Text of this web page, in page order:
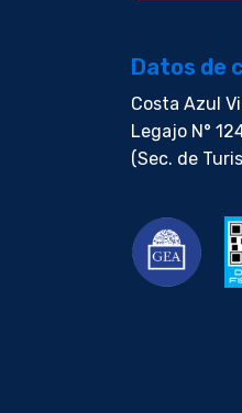
Datos de
Costa Azul
Legajo N°
(Sec. de